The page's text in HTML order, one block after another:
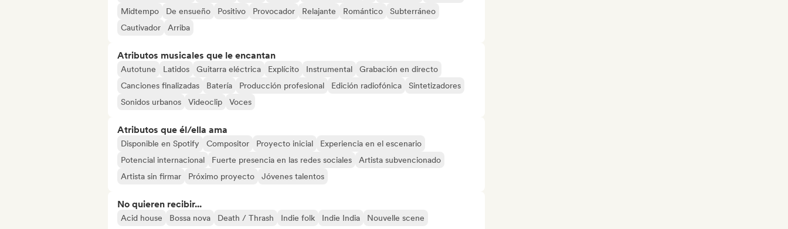
Midtempo
De ensueño Positivo Provocador Relajante Romántico
Subterráneo
Cautivador
Arriba
Atributos musicales que le encantan
Autotune Latidos Guitarra eléctrica Explícito Instrumental
Grabación en directo
Canciones finalizadas
Batería Producción profesional Edición radiofónica
Sintetizadores
Sonidos urbanos
Videoclip Voces
Atributos que él/ella ama
Disponible en Spotify Compositor Proyecto inicial
Experiencia en el escenario
Potencial internacional
Fuerte presencia en las redes sociales
Artista subvencionado
Artista sin firmar
Próximo proyecto Jóvenes talentos
No quieren recibir...
Acid house Bossa nova Death / Thrash Indie folk Indie India
Nouvelle scene